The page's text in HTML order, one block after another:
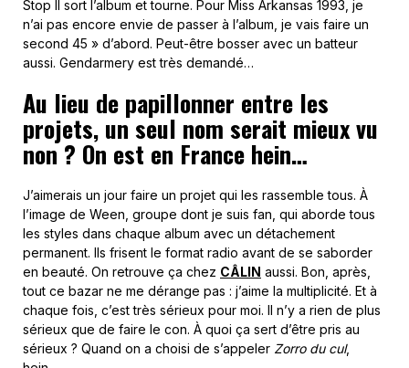
Stop II sort l’album et tourne. Pour Miss Arkansas 1993, je
n’ai pas encore envie de passer à l’album, je vais faire un
second 45 » d’abord. Peut-être bosser avec un batteur
aussi. Gendarmery est très demandé…
Au lieu de papillonner entre les
projets, un seul nom serait mieux vu
non ? On est en France hein…
J’aimerais un jour faire un projet qui les rassemble tous. À
l’image de Ween, groupe dont je suis fan, qui aborde tous
les styles dans chaque album avec un détachement
permanent. Ils frisent le format radio avant de se saborder
en beauté. On retrouve ça chez CÂLIN aussi. Bon, après,
tout ce bazar ne me dérange pas : j’aime la multiplicité. Et à
chaque fois, c’est très sérieux pour moi. Il n’y a rien de plus
sérieux que de faire le con. À quoi ça sert d’être pris au
sérieux ? Quand on a choisi de s’appeler Zorro du cul,